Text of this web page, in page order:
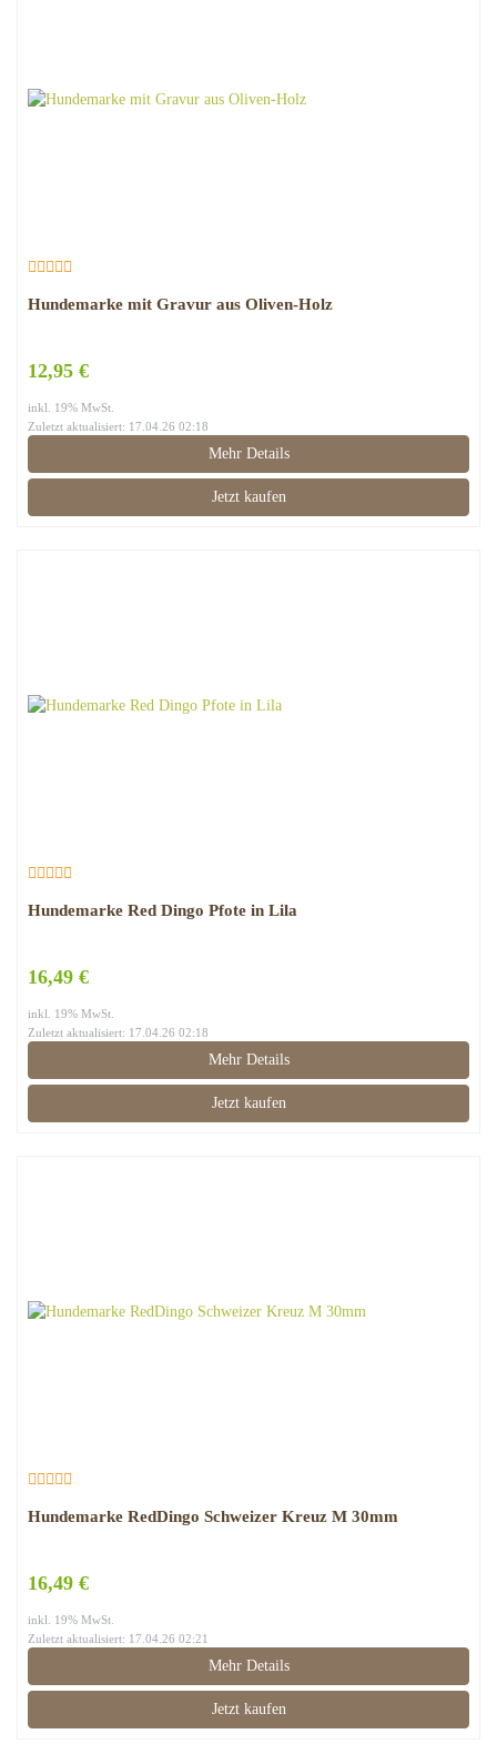
Hundemarke mit Gravur aus Oliven-Holz
12,95 €
inkl. 19% MwSt.
Zuletzt aktualisiert: 17.04.26 02:18
Mehr Details
Jetzt kaufen
Hundemarke Red Dingo Pfote in Lila
16,49 €
inkl. 19% MwSt.
Zuletzt aktualisiert: 17.04.26 02:18
Mehr Details
Jetzt kaufen
Hundemarke RedDingo Schweizer Kreuz M 30mm
16,49 €
inkl. 19% MwSt.
Zuletzt aktualisiert: 17.04.26 02:21
Mehr Details
Jetzt kaufen